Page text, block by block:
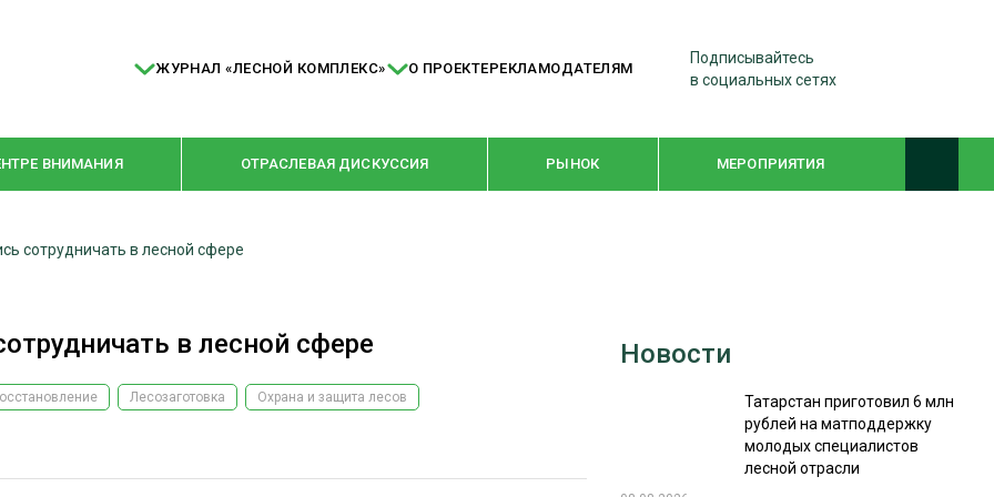
ЖУРНАЛ «ЛЕСНОЙ КОМПЛЕКС» О ПРОЕКТЕРЕКЛАМОДАТЕЛЯМ
Подписывайтесь
в социальных сетях
ВНИМАНИЯ ОТРАСЛЕВАЯ ДИСКУССИЯ РЫНОК МЕРОПРИЯТИЯ
ДОМОСТРОЕНИЕ
КРУПНЫМ ПЛАНОМ
ВЗГЛЯД ИЗНУТРИ
WOODEX-2021
СУШКА ДРЕВЕСИНЫ
сотрудничать в лесной сфере
в лесной сфере
Лесозаготовка Охрана и защита лесов
Новости
Татарстан приготовил 6 млн
рублей на матподдержку
молодых специалистов
лесной отрасли